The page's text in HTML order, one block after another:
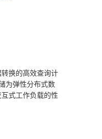
换的高效查询计
为弹性分布式数
式工作负载的性